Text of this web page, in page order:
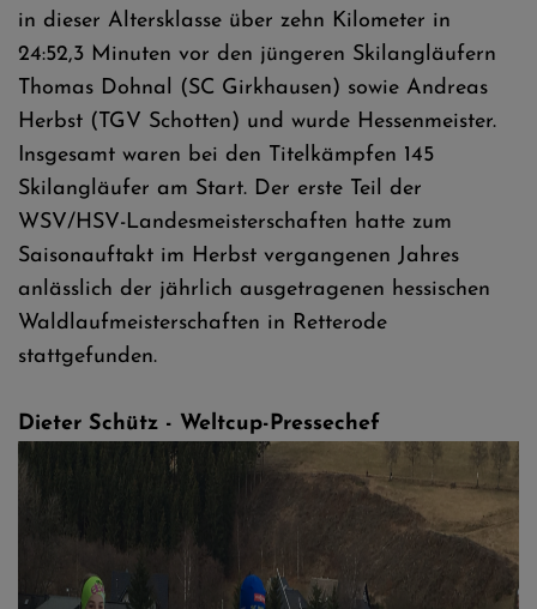
in dieser Altersklasse über zehn Kilometer in
24:52,3 Minuten vor den jüngeren Skilangläufern
Thomas Dohnal (SC Girkhausen) sowie Andreas
Herbst (TGV Schotten) und wurde Hessenmeister.
Insgesamt waren bei den Titelkämpfen 145
Skilangläufer am Start. Der erste Teil der
WSV/HSV-Landesmeisterschaften hatte zum
Saisonauftakt im Herbst vergangenen Jahres
anlässlich der jährlich ausgetragenen hessischen
Waldlaufmeisterschaften in Retterode
stattgefunden.
Dieter Schütz - Weltcup-Pressechef